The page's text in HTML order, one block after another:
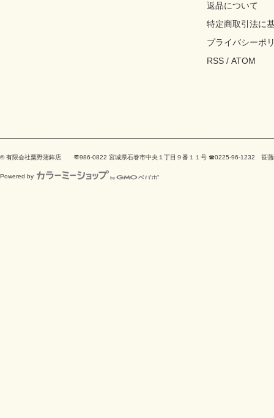
返品について
特定商取引法に
プライバシーポ
RSS / ATOM
© 有限会社粟野蒲鉾店 〠986-0822 宮城県石巻市中央１丁目９番１１号 ☎0225-96-1232 笹
Powered by